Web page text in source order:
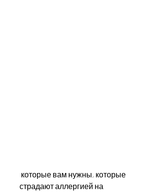
страдают аллергией на